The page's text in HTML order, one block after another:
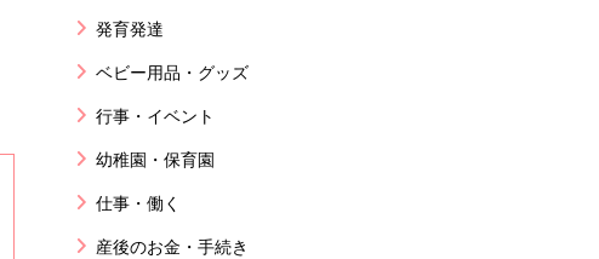
発育発達
ベビー用品・グッズ
行事・イベント
幼稚園・保育園
仕事・働く
産後のお金・手続き